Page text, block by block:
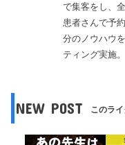
で集客をし、
患者さんで予
分のノウハウ
ティング実施。
NEW POST このラ